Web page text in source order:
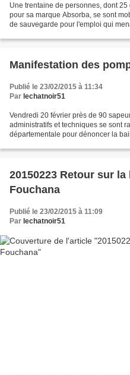
Une trentaine de personnes, dont
pour sa marque Absorba, se sont
de sauvegarde pour l'emploi qui
Manifestation des
Publié le 23/02/2015 à 11:34
Par lechatnoir51
Vendredi 20 février près de 90
administratifs et techniques se sont
départementale pour dénoncer la
20150223 Retour sur
Fouchana
Publié le 23/02/2015 à 11:09
Par lechatnoir51